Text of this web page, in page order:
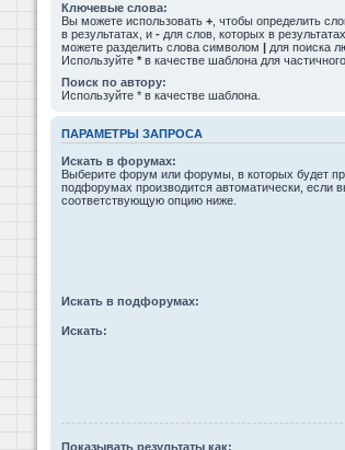
Ключевые слова:
Вы можете использовать + , чтобы определить
в результатах, и - для слов, которых в
можете разделить слова символом | для поиска
Используйте * в качестве шаблона для
Поиск по автору:
Используйте * в качестве шаблона.
ПАРАМЕТРЫ ЗАПРОСА
Искать в форумах:
Выберите форум или форумы, в которых будет
подфорумах производится автоматически, если
соответствующую опцию ниже.
Искать в подфорумах:
Искать:
Показывать результаты как: